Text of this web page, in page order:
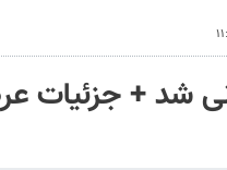
شد + جزئیات